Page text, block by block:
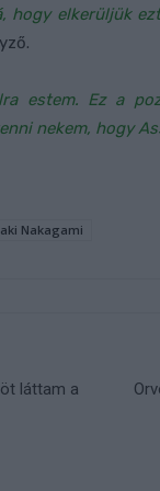
elkerüljük
estem. Ez a
nekem, hogy
Nakagami
láttam a